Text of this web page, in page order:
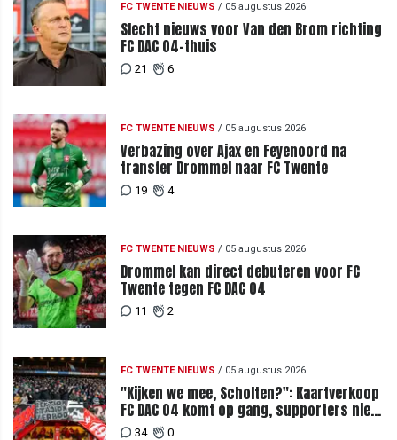
FC TWENTE NIEUWS / 05 augustus 2026
Slecht nieuws voor Van den Brom richting
FC DAC 04-thuis
21 6
FC TWENTE NIEUWS / 05 augustus 2026
Verbazing over Ajax en Feyenoord na
transfer Drommel naar FC Twente
19 4
FC TWENTE NIEUWS / 05 augustus 2026
Drommel kan direct debuteren voor FC
Twente tegen FC DAC 04
11 2
FC TWENTE NIEUWS / 05 augustus 2026
"Kijken we mee, Scholten?": Kaartverkoop
FC DAC 04 komt op gang, supporters niet
blij met ticketprijzen
34 0